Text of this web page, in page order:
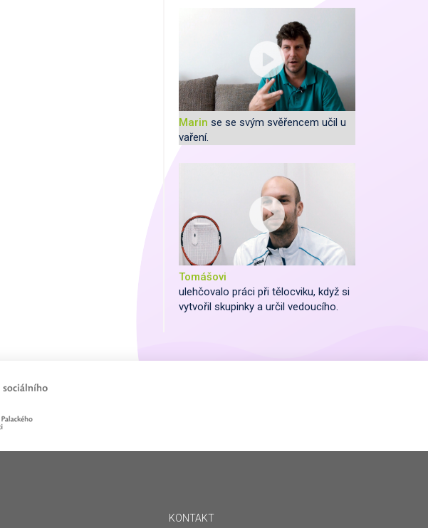
Marin se se svým svěřencem učil u
vaření.
Tomášovi
ulehčovalo práci při tělocviku, když si
vytvořil skupinky a určil vedoucího.
KONTAKT